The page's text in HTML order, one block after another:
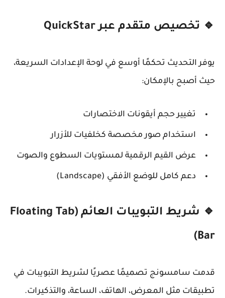
🔹 تخصيص متقدم عبر QuickStar
يوفر التحديث تحكمًا أوسع في لوحة الإعدادات السريعة،
حيث أصبح بالإمكان:
تغيير حجم أيقونات الاختصارات
استخدام صور مخصصة كخلفيات للأزرار
عرض القيم الرقمية لمستويات السطوع والصوت
دعم كامل للوضع الأفقي (Landscape)
🔹 شريط التبويبات العائم (Floating Tab
Bar)
قدمت سامسونج تصميمًا عصريًا لشريط التبويبات في
تطبيقات مثل المعرض، الهاتف، الساعة، والتذكيرات.